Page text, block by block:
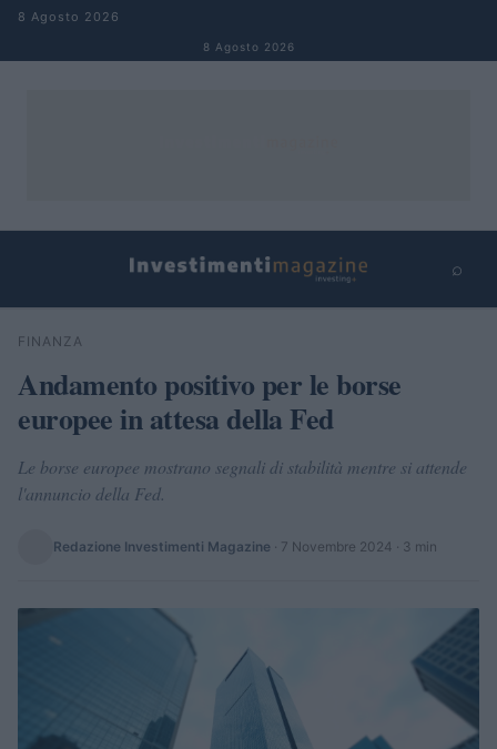
Salta al contenuto
8 Agosto 2026
8 Agosto 2026
⌕
Cerca
FINANZA
Andamento positivo per le borse
europee in attesa della Fed
Le borse europee mostrano segnali di stabilità mentre si attende
l'annuncio della Fed.
Redazione Investimenti Magazine · 7 Novembre 2024 · 3 min